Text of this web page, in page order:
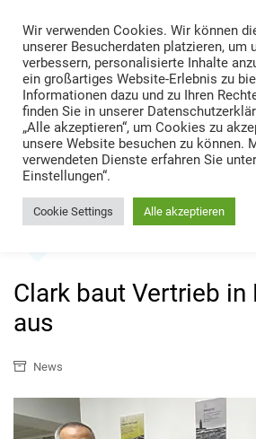
content
TRANS
Technik • Kompetenz •
Clark baut Vertrieb in
aus
News
Wir verwenden Cookies. Wir können
unserer Besucherdaten platzieren, um
verbessern, personalisierte Inhalte
ein großartiges Website-Erlebnis zu
Informationen dazu und zu Ihren
finden Sie in unserer
„Alle akzeptieren“, um Cookies zu
unsere Website besuchen zu können.
verwendeten Dienste erfahren Sie
Einstellungen“.
Cookie Settings Alle akzeptieren